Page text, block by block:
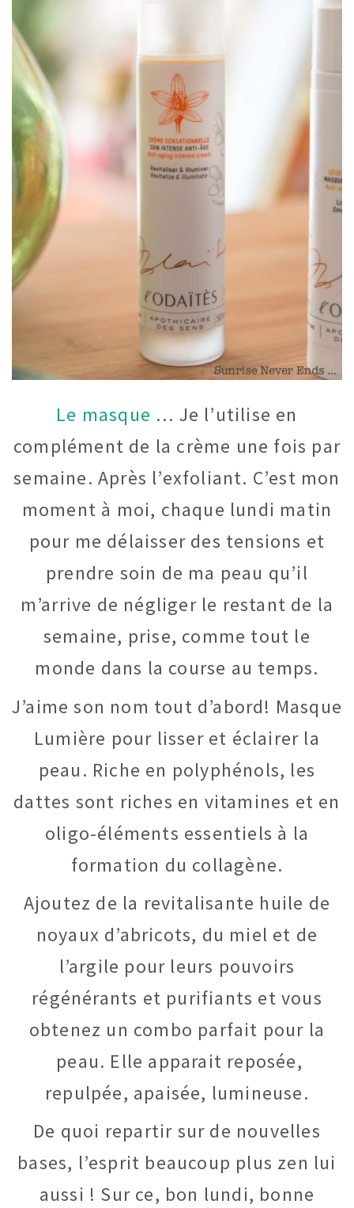
Le masque … Je l’utilise en
complément de la crème une fois par
semaine. Après l’exfoliant. C’est mon
moment à moi, chaque lundi matin
pour me délaisser des tensions et
prendre soin de ma peau qu’il
m’arrive de négliger le restant de la
semaine, prise, comme tout le
monde dans la course au temps.
J’aime son nom tout d’abord! Masque
Lumière pour lisser et éclairer la
peau. Riche en polyphénols, les
dattes sont riches en vitamines et en
oligo-éléments essentiels à la
formation du collagène.
Ajoutez de la revitalisante huile de
noyaux d’abricots, du miel et de
l’argile pour leurs pouvoirs
régénérants et purifiants et vous
obtenez un combo parfait pour la
peau. Elle apparait reposée,
repulpée, apaisée, lumineuse.
De quoi repartir sur de nouvelles
bases, l’esprit beaucoup plus zen lui
aussi ! Sur ce, bon lundi, bonne